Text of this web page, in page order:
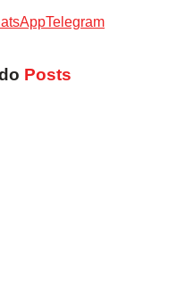
Telegram
Posts